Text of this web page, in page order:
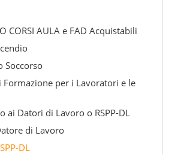
CORSI AULA e FAD Acquistabili
Soccorso
per i Lavoratori e le
ai Datori di Lavoro o RSPP-DL
di Lavoro
DL